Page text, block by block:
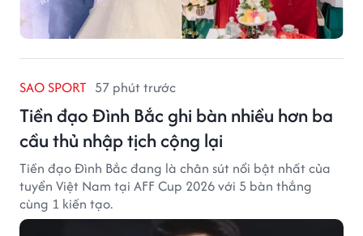
SAO SPORT 57 phút trước
Tiền đạo Đình Bắc ghi bàn nhiều hơn ba
cầu thủ nhập tịch cộng lại
Tiền đạo Đình Bắc đang là chân sút nổi bật nhất của
tuyển Việt Nam tại AFF Cup 2026 với 5 bàn thắng
cùng 1 kiến tạo.